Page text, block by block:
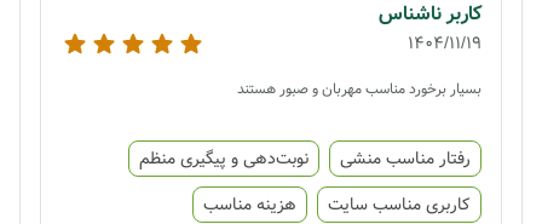
کاربر ناشناس
1404/11/19
بسیار برخورد مناسب مهربان و صبور هستند
رفتار مناسب منشی
نوبت‌دهی و پیگیری منظم
کاربری مناسب سایت
هزینه مناسب